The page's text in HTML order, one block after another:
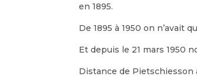
en 1895.
De 1895 à 1950 on n’avait
Et depuis le 21 mars 1950
Distance de Pietschiesson